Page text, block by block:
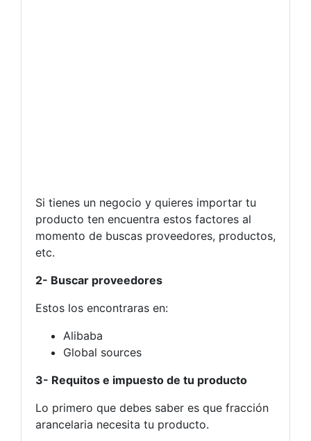
Si tienes un negocio y quieres importar tu
producto ten encuentra estos factores al
momento de buscas proveedores, productos,
etc.
2- Buscar proveedores
Estos los encontraras en:
Alibaba
Global sources
3- Requitos e impuesto de tu producto
Lo primero que debes saber es que fracción
arancelaria necesita tu producto.